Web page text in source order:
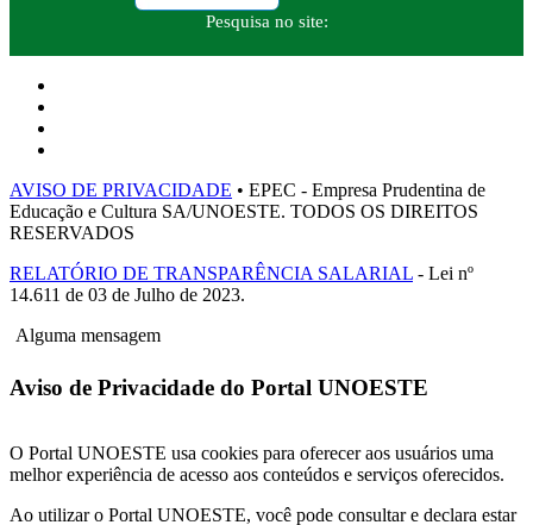
Pesquisa no site:
AVISO DE PRIVACIDADE • EPEC - Empresa Prudentina de
Educação e Cultura SA/UNOESTE. TODOS OS DIREITOS
RESERVADOS
RELATÓRIO DE TRANSPARÊNCIA SALARIAL - Lei nº
14.611 de 03 de Julho de 2023.
Alguma mensagem
Aviso de Privacidade do Portal UNOESTE
O Portal UNOESTE usa cookies para oferecer aos usuários uma
melhor experiência de acesso aos conteúdos e serviços oferecidos.
Ao utilizar o Portal UNOESTE, você pode consultar e declara estar